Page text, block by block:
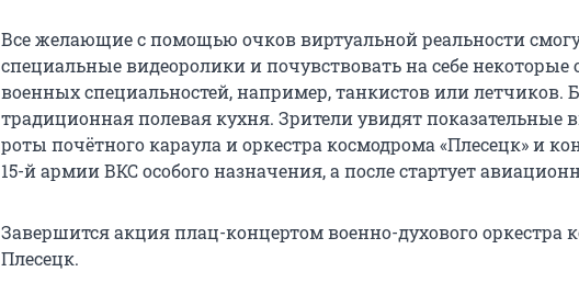
Все желающие с помощью очков виртуальной реальности
специальные видеоролики и почувствовать на себе некоторые
военных специальностей, например, танкистов или летчиков.
традиционная полевая кухня. Зрители увидят показательные
роты почётного караула и оркестра космодрома «Плесецк» и
15-й армии ВКС особого назначения, а после стартует
Завершится акция плац-концертом военно-духового оркестра
Плесецк.